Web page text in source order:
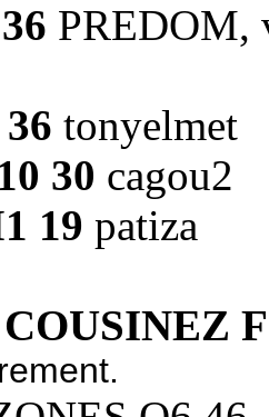
PREDOM,
tonyelmet
30 cagou2
19 patiza
COUSINEZ